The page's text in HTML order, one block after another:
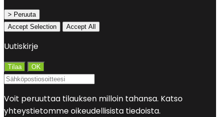
> Peruuta
Accept Selection
Accept All
Uutiskirje
Voit peruuttaa tilauksen milloin tahansa. Katso
yhteystietomme oikeudellisista tiedoista.